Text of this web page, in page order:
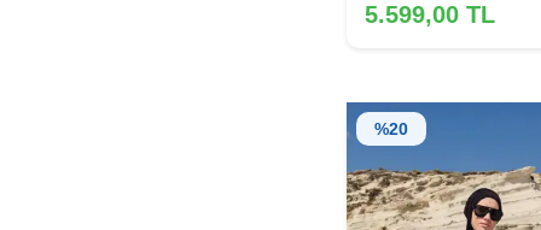
5.599,00 TL
%20